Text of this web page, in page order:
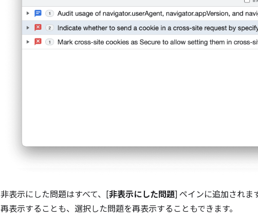
非表示にした問題はすべて、[非表示にした問題] ペインに追加されま
再表示することも、選択した問題を再表示することもできます。